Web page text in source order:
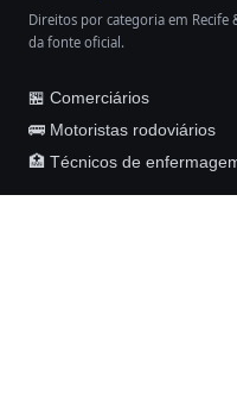
Direitos por categoria em Recife
da fonte oficial.
🏪 Comerciários
🚌 Motoristas rodoviários
🏥 Técnicos de